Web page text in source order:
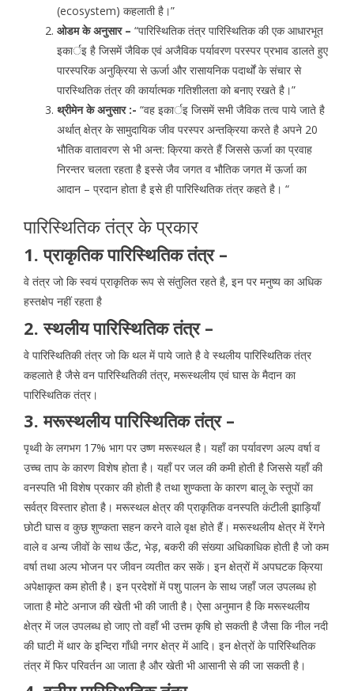
(ecosystem) कहलाती है।”
ओडम के अनुसार – “पारिस्थितिक तंत्र पारिस्थितिक की एक आधारभूत
इकार्इ है जिसमें जैविक एवं अजैविक पर्यावरण परस्पर प्रभाव डालते हुए
पारस्परिक अनुक्रिया से ऊर्जा और रासायनिक पदार्थों के संचार से
पारस्थितिक तंत्र की कार्यात्मक गतिशीलता को बनाए रखते है।”
थ्रीमेन के अनुसार :- “वह इकार्इ जिसमें सभी जैविक तत्व पाये जाते है
अर्थात् क्षेत्र के सामुदायिक जीव परस्पर अन्तक्रिया करते है अपने 20
भौतिक वातावरण से भी अन्त: क्रिया करते हैं जिससे ऊर्जा का प्रवाह
निरन्तर चलता रहता है इस्से जैव जगत व भौतिक जगत में ऊर्जा का
आदान – प्रदान होता है इसे ही पारिस्थितिक तंत्र कहते है। “
पारिस्थितिक तंत्र के प्रकार
1. प्राकृतिक पारिस्थितिक तंत्र –
वे तंत्र जो कि स्वयं प्राकृतिक रूप से संतुलित रहते है, इन पर मनुष्य का अधिक
हस्तक्षेप नहीं रहता है
2. स्थलीय पारिस्थितिक तंत्र –
वे पारिस्थितिकी तंत्र जो कि थल में पाये जाते है वे स्थलीय पारिस्थितिक तंत्र
कहलाते है जैसे वन पारिस्थितिकी तंत्र, मरूस्थलीय एवं घास के मैदान का
पारिस्थितिक तंत्र।
3. मरूस्थलीय पारिस्थितिक तंत्र –
पृथ्वी के लगभग 17% भाग पर उष्ण मरूस्थल है। यहाँ का पर्यावरण अल्प वर्षा व
उच्च ताप के कारण विशेष होता है। यहाँ पर जल की कमी होती है जिससे यहाँ की
वनस्पति भी विशेष प्रकार की होती है तथा शुण्कता के कारण बालू के स्तूपों का
सर्वत्र विस्तार होता है। मरूस्थल क्षेत्र की प्राकृतिक वनस्पति कंटीली झाड़ियाँ
छोटी घास व कुछ शुण्कता सहन करने वाले वृक्ष होते हैं। मरूस्थलीय क्षेत्र में रेंगने
वाले व अन्य जीवों के साथ ऊँट, भेड़, बकरी की संख्या अधिकाधिक होती है जो कम
वर्षा तथा अल्प भोजन पर जीवन व्यतीत कर सकें। इन क्षेत्रों में अपघटक क्रिया
अपेक्षाकृत कम होती है। इन प्रदेशों में पशु पालन के साथ जहाँ जल उपलब्ध हो
जाता है मोटे अनाज की खेती भी की जाती है। ऐसा अनुमान है कि मरूस्थलीय
क्षेत्र में जल उपलब्ध हो जाए तो वहाँ भी उत्तम कृषि हो सकती है जैसा कि नील नदी
की घाटी में थार के इन्दिरा गाँधी नगर क्षेत्र में आदि। इन क्षेत्रों के पारिस्थितिक
तंत्र में फिर परिवर्तन आ जाता है और खेती भी आसानी से की जा सकती है।